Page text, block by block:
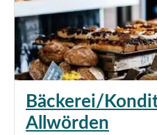
Bäckerei/
Allwörden